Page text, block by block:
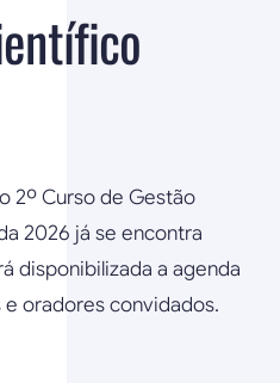
2º Curso de Gestão
2026 já se encontra
disponibilizada a agenda
oradores convidados.